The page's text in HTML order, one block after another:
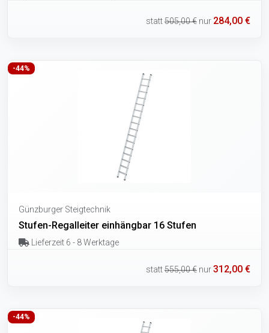
statt505,00 € nur 284,00 €
-44%
Günzburger Steigtechnik
Stufen-Regalleiter einhängbar 16 Stufen
Lieferzeit 6 - 8 Werktage
statt555,00 € nur312,00 €
-44%